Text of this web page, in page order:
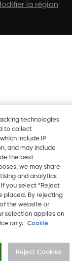
la région
technologies
to collect
include IP
and may include
the best
we may share
and analytics
you select “Reject
placed. By rejecting
the website or
selection applies on
only.
Cookie
Reject Cookies